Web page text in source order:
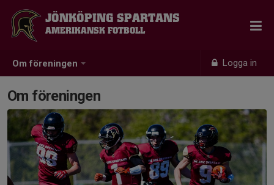
Om föreningen Logga in
JÖNKÖPING SPARTANS
AMERIKANSK FOTBOLL
Om föreningen